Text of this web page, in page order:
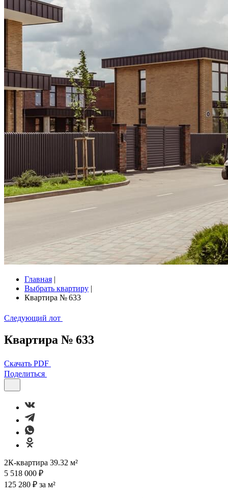
Главная |
Выбрать квартиру |
Квартира № 633
Следующий лот
Квартира № 633
Скачать PDF
Поделиться
2К-квартира 39.32 м²
5 518 000 ₽
125 280 ₽ за м²